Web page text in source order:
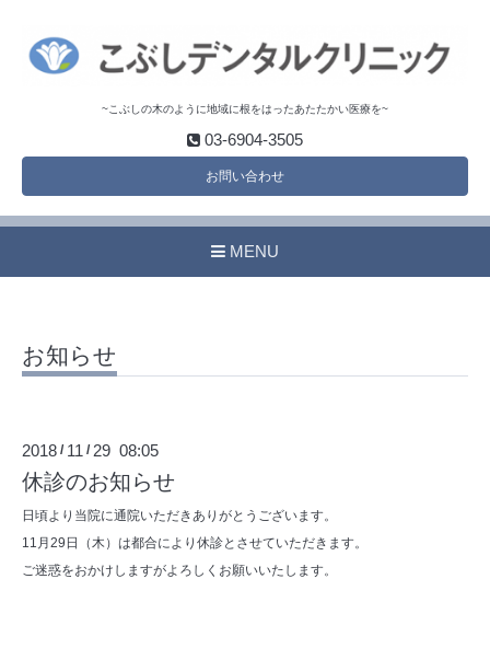
~こぶしの木のように地域に根をはったあたたかい医療を~
03-6904-3505
お問い合わせ
MENU
お知らせ
2018 / 11 / 29 08:05
休診のお知らせ
日頃より当院に通院いただきありがとうございます。
11月29日（木）は都合により休診とさせていただきます。
ご迷惑をおかけしますがよろしくお願いいたします。